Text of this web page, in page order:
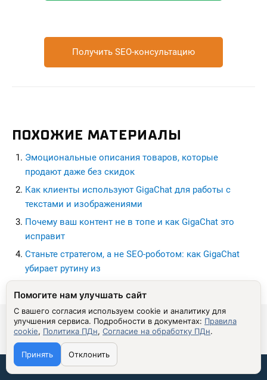
Получить SEO-консультацию
ПОХОЖИЕ МАТЕРИАЛЫ
Эмоциональные описания товаров, которые
продают даже без скидок
Как клиенты используют GigaChat для работы с
текстами и изображениями
Почему ваш контент не в топе и как GigaChat это
исправит
Станьте стратегом, а не SEO-роботом: как GigaChat
убирает рутину из
seohead.pro
© 2009 - 2026 Алексей Лазутин.
Связаться со мной:
Помогите нам улучшать сайт
С вашего согласия используем cookie и аналитику для
улучшения сервиса. Подробности в документах: Правила
cookie, Политика ПДн, Согласие на обработку ПДн.
Принять Отклонить